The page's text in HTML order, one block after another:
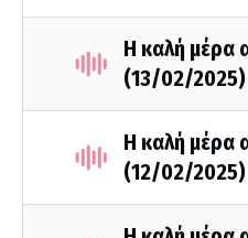
Η καλή μέρα
(13/02/2025)
Η καλή μέρα
(12/02/2025)